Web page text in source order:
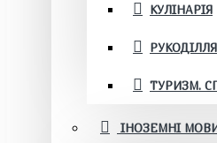
КУЛІНАРІЯ
РУКОДІЛЛЯ
ТУРИЗМ.
ІНОЗЕМНІ